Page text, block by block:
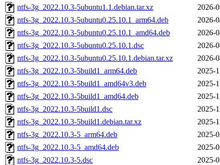
ntfs-3g_2022.10.3-5ubuntu1.1.debian.tar.xz
2026-
ntfs-3g_2022.10.3-5ubuntu0.25.10.1_arm64.deb
2026-
ntfs-3g_2022.10.3-5ubuntu0.25.10.1_amd64.deb
2026-
ntfs-3g_2022.10.3-5ubuntu0.25.10.1.dsc
2026-
ntfs-3g_2022.10.3-5ubuntu0.25.10.1.debian.tar.xz
2026-
ntfs-3g_2022.10.3-5build1_arm64.deb
2025-
ntfs-3g_2022.10.3-5build1_amd64v3.deb
2025-
ntfs-3g_2022.10.3-5build1_amd64.deb
2025-
ntfs-3g_2022.10.3-5build1.dsc
2025-
ntfs-3g_2022.10.3-5build1.debian.tar.xz
2025-
ntfs-3g_2022.10.3-5_arm64.deb
2025-
ntfs-3g_2022.10.3-5_amd64.deb
2025-
ntfs-3g_2022.10.3-5.dsc
2025-